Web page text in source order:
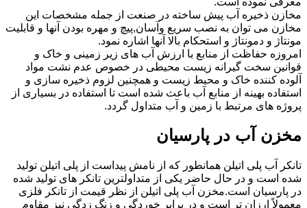
مخازن ذخیره آب پیش ساخته در صنعت از جمله مشخصات این
مخازن می توان به نصب سریع وآسان,پیچ و مهره بودن آنها و قابلیت
مونتاژ و دمونتاژ و استحکام بالا آنها اشاره نمود.
امروزه حفاظت از منابع با ارزش آب های زیر زمینی و خاک و
قوانین سخت گیرانه زیست محیطی در خصوص عدم نشت مواد
آلوده کننده خاک و محیط زیست و همچنین لزوم ذخیره سازی و
استفاده بهینه از منابع آب باعث شده است تا استفاده در بسیاری از
پروژه های مرتبط با زمین و آب متداول گردد.
مخزن آب در پارسیان
تانکر آب پلی اتیلن همانطور که از نامش پیداست از پلی اتیلن تولید
شده است و در حال حاضر یکی از متداولترین تانکر های تولید شده
در پارسیان است.مخزن آب پلی اتیلن از نظر قیمت از تانکر فلزی
معمولاً ارزان تر است و در برابر خوردگی و زنگ زدگی نیز مقاوم